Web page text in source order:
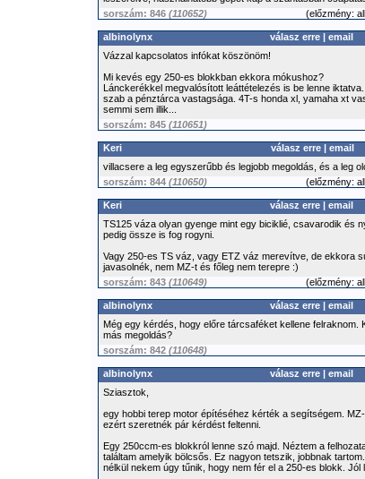
sorszám: 846 (110652) (előzmény:
albinolynx válasz erre | email
Vázzal kapcsolatos infókat köszönöm!
Mi kevés egy 250-es blokkban ekkora mókushoz?
Lánckerékkel megvalósított leáttételezés is be lenne
szab a pénztárca vastagsága. 4T-s honda xl, yamaha xt
semmi sem illik...
sorszám: 845 (110651)
Keri válasz erre | email
villacsere a leg egyszerűbb és legjobb megoldás, és a leg
sorszám: 844 (110650) (előzmény:
Keri válasz erre | email
TS125 váza olyan gyenge mint egy biciklié, csavarodik és
pedig össze is fog rogyni.
Vagy 250-es TS váz, vagy ETZ váz merevítve, de ekkora
javasolnék, nem MZ-t és főleg nem terepre :)
sorszám: 843 (110649) (előzmény:
albinolynx válasz erre | email
Még egy kérdés, hogy előre tárcsaféket kellene felraknom.
más megoldás?
sorszám: 842 (110648)
albinolynx válasz erre | email
Sziasztok,
egy hobbi terep motor építéséhez kérték a segítségem.
ezért szeretnék pár kérdést feltenni.
Egy 250ccm-es blokkról lenne szó majd. Néztem a
találtam amelyik bölcsős. Ez nagyon tetszik, jobbnak
nélkül nekem úgy tűnik, hogy nem fér el a 250-es blokk. Jól